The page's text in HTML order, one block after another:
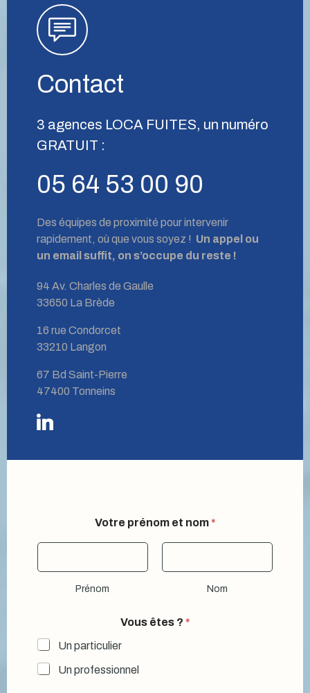
Contact
3 agences LOCA FUITES, un numéro
GRATUIT :
05 64 53 00 90
Des équipes de proximité pour intervenir
rapidement, où que vous soyez ! Un appel ou
un email suffit, on s’occupe du reste !
94 Av. Charles de Gaulle
33650 La Brède
16 rue Condorcet
33210 Langon
67 Bd Saint-Pierre
47400 Tonneins
Votre prénom et nom *
Prénom Nom
o
Vous êtes ? *
Un particulier
Un professionnel